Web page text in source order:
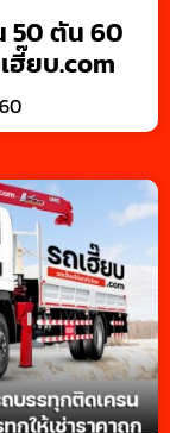
50 ตัน 60
ฮี๊ยบ.com